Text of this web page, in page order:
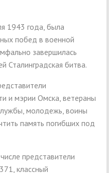
1943 года, была
побед в военной
завершилась
Сталинградская битва.
и мэрии Омска, ветераны
молодежь, воины
память погибших под
представители
классный